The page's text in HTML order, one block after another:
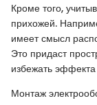
Кроме того,
прихожей.
имеет смысл
Это придаст
избежать
Монтаж